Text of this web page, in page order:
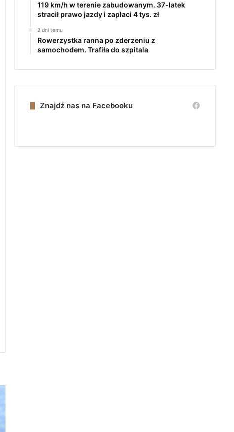
119 km/h w terenie zabudowanym. 37-latek
stracił prawo jazdy i zapłaci 4 tys. zł
2 dni temu
Rowerzystka ranna po zderzeniu z
samochodem. Trafiła do szpitala
Znajdź nas na Facebooku